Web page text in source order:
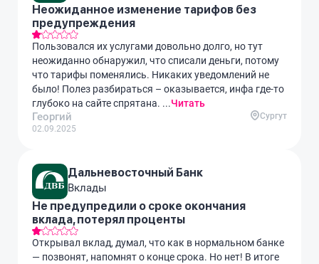
Неожиданное изменение тарифов без
предупреждения
Пользовался их услугами довольно долго, но тут
неожиданно обнаружил, что списали деньги, потому
что тарифы поменялись. Никаких уведомлений не
было! Полез разбираться – оказывается, инфа где-то
глубоко на сайте спрятана. ...Читать
Георгий
02.09.2025
Сургут
Дальневосточный Банк
Вклады
Не предупредили о сроке окончания
вклада, потерял проценты
Открывал вклад, думал, что как в нормальном банке
— позвонят, напомнят о конце срока. Но нет! В итоге